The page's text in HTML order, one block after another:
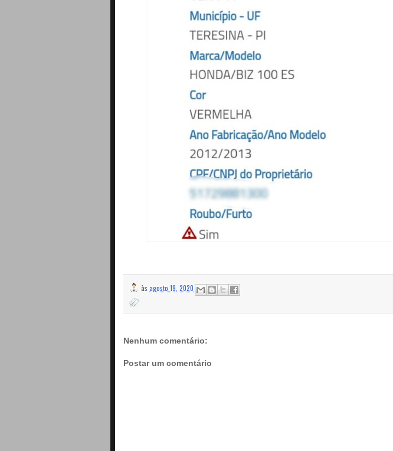
às agosto 19, 2020
Nenhum comentário:
Postar um comentário